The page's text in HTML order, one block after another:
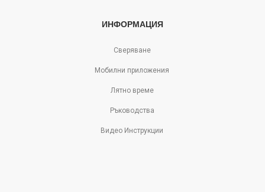
ИНФОРМАЦИЯ
Сверяване
Мобилни приложения
Лятно време
Ръководства
Видео Инструкции